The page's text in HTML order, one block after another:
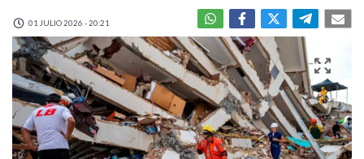
01 JULIO 2026 - 20:21